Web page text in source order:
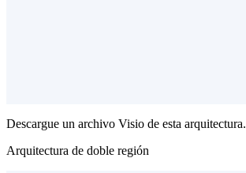
Descargue un archivo Visio de esta arquitectura.
Arquitectura de doble región